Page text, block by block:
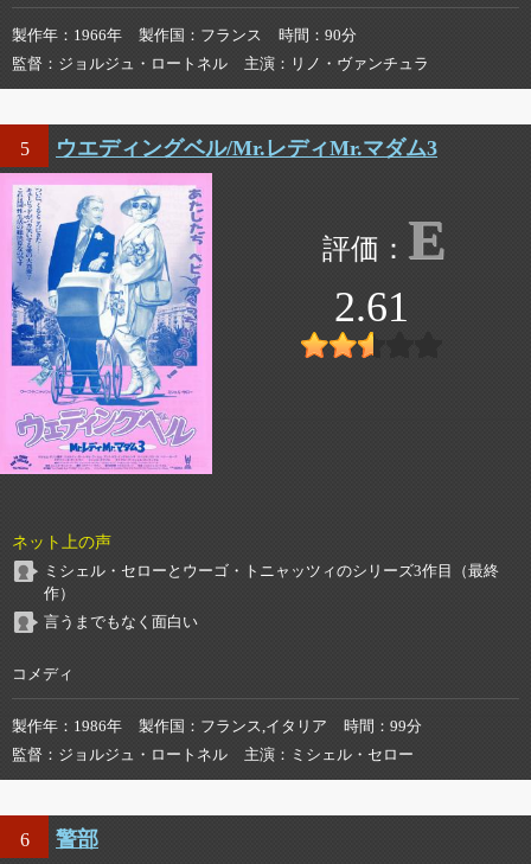
製作年 1966年 製作国 フランス 時間
90分
監督
ジョルジュ・ロートネル 主演 リノ・ヴァンチュラ
5 ウエディングベル/Mr.レディMr.マダム3
E
2.61
ネット上の声
ミシェル・セローとウーゴ・トニャッツィのシリーズ3作目（最終
作）
言うまでもなく面白い
コメディ
製作年 1986年 製作国 フランス,イタリア 時間
99分
監督
ジョルジュ・ロートネル 主演 ミシェル・セロー
6 警部